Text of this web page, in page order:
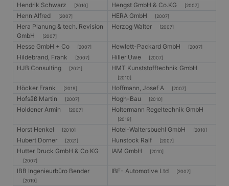
Hendrik Schwarz [2010] Hengst GmbH & Co.KG [2007]
Henn Alfred [2007] HERA GmbH [2007]
Hera Planung & tech. Revision
GmbH
[2007]
Herzog Walter [2007]
Hesse GmbH + Co [2007] Hewlett-Packard GmbH [2007]
Hildebrand, Frank [2007] Hiller Uwe [2007]
HJB Consulting [2021] HMT Kunststofftechnik GmbH
[2010]
Höcker Frank [2019] Hoffmann, Josef A [2007]
Hofsäß Martin [2007] Hogh-Bau [2010]
Holdener Armin [2007] Holtermann Regeltechnik GmbH
[2019]
Horst Henkel [2010] Hotel-Waltersbuehl GmbH [2010]
Hubert Dorner [2021] Hunstock Ralf [2007]
Hutter Druck GmbH & Co KG
[2007]
IAM GmbH [2010]
IBB Ingenieurbüro Bender
[2019]
IBF- Automotive Ltd [2007]